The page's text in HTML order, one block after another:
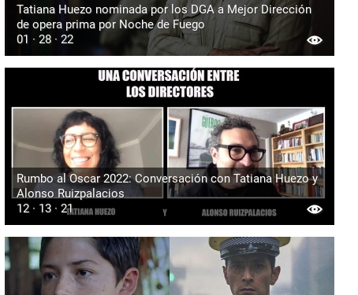
Tatiana Huezo nominada por los DGA a Mejor Dirección
de opera prima por Noche de Fuego
01 · 28 · 22
Rumbo al Oscar 2022: Conversación con Tatiana Huezo y
Alonso Ruizpalacios
12 · 13 · 21